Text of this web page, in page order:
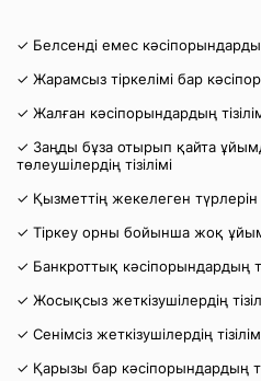
✓ Белсенді емес кәсіпорындардың
✓ Жарамсыз тіркелімі бар
✓ Жалған кәсіпорындардың
✓ Заңды бұза отырып қайта
төлеушілердің тізілімі
✓ Қызметтің жекелеген түрлерін
✓ Тіркеу орны бойынша жоқ
✓ Банкроттық кәсіпорындардың
✓ Жосықсыз жеткізушілердің
✓ Сенімсіз жеткізушілердің
✓ Қарызы бар кәсіпорындардың